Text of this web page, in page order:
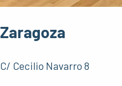
Zaragoza
C/ Cecilio Navarro 8